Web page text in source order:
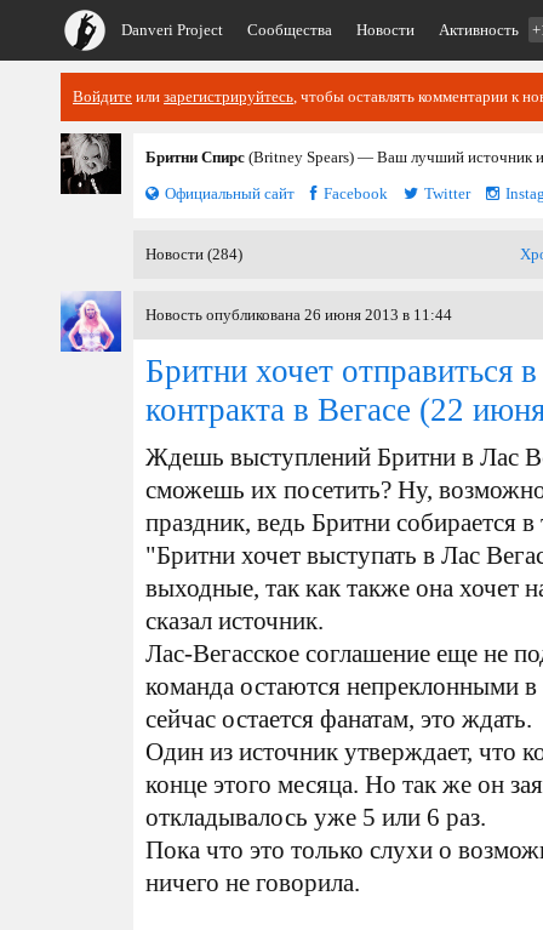
Danveri Project Сообщества Новости Активность
Войдите или зарегистрируйтесь, чтобы оставлять комментарии к
Бритни Спирс (Britney Spears) — Ваш лучший источник
Официальный сайт
Facebook Twitter
Новости (284)
Новость опубликована 26 июня 2013 в 11:44
Бритни хочет отправиться
контракта в Вегасе (22
Ждешь выступлений Бритни в Лас
сможешь их посетить? Ну,
праздник, ведь Бритни собирается
"Бритни хочет выступать в Лас
выходные, так как также она хочет
сказал источник.
Лас-Вегасское соглашение еще не
команда остаются непреклонными
сейчас остается фанатам, это ждать.
Один из источник утверждает, что
конце этого месяца. Но так же он
откладывалось уже 5 или 6 раз.
Пока что это только слухи о
ничего не говорила.